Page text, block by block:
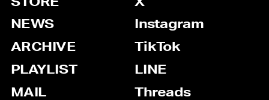
NEWS
ARCHIVE
PLAYLIST
MAIL
Instagram
TikTok
LINE
Threads